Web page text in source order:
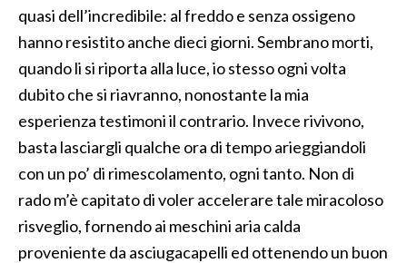
quasi dell’incredibile: al freddo e senza ossigeno
hanno resistito anche dieci giorni. Sembrano morti,
quando li si riporta alla luce, io stesso ogni volta
dubito che si riavranno, nonostante la mia
esperienza testimoni il contrario. Invece rivivono,
basta lasciargli qualche ora di tempo arieggiandoli
con un po’ di rimescolamento, ogni tanto. Non di
rado m’è capitato di voler accelerare tale miracoloso
risveglio, fornendo ai meschini aria calda
proveniente da asciugacapelli ed ottenendo un buon